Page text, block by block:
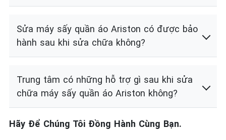
Sửa máy sấy quần áo Ariston có được bảo
hành sau khi sửa chữa không?
Trung tâm có những hỗ trợ gì sau khi sửa
chữa máy sấy quần áo Ariston không?
Hãy Để Chúng Tôi Đồng Hành Cùng Bạn.